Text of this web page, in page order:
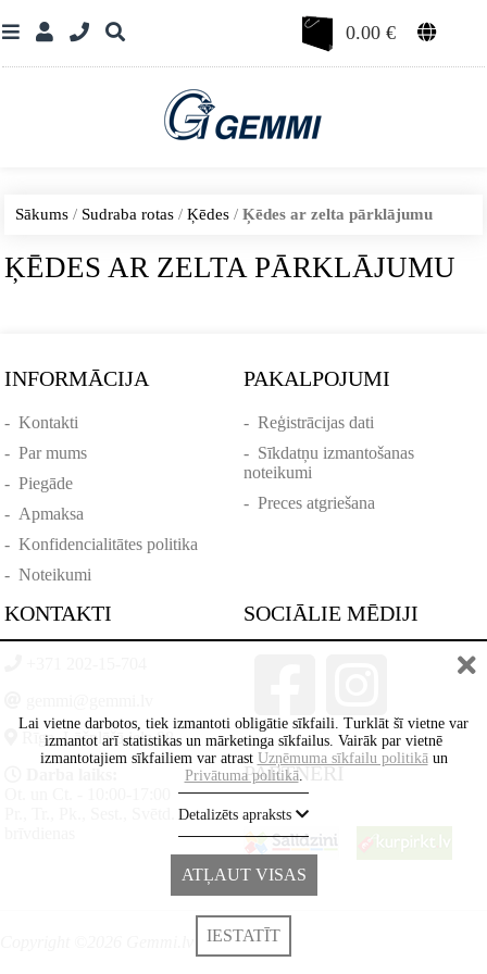
0.00€
Sākums / Sudraba rotas /Ķēdes /Ķēdes ar zelta pārklājumu
ĶĒDES AR ZELTA PĀRKLĀJUMU
INFORMĀCIJA
-Kontakti
-Par mums
-Piegāde
- Apmaksa
-Konfidencialitātes politika
-Noteikumi
PAKALPOJUMI
- Reģistrācijas dati
- Sīkdatņu izmantošanas
noteikumi
- Preces atgriešana
KONTAKTI
Rīga, Lāčplēšā iela 88
Pr., Tr., Pk., Sest., Svētd. -
SOCIĀLIE MĒDIJI
PARTNERI
Lai vietne darbotos, tiek izmantoti obligātie sīkfaili. Turklāt šī vietne var
izmantot arī statistikas un mārketinga sīkfailus. Vairāk par vietnē
izmantotajiem sīkfailiem var atrast Uzņēmuma sīkfailu politikāun
Privātuma politikā.
Detalizēts apraksts
ATĻAUT VISAS
IESTATĪT